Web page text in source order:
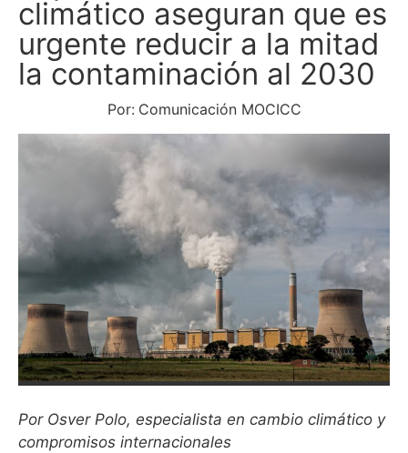
climático aseguran que es
urgente reducir a la mitad
la contaminación al 2030
Por: Comunicación MOCICC
Por Osver Polo, especialista en cambio climático y
compromisos internacionales